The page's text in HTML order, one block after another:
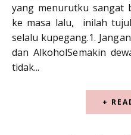
yang menurutku sangat
ke masa lalu, inilah
selalu kupegang.1.
dan AlkoholSemakin
tidak...
+